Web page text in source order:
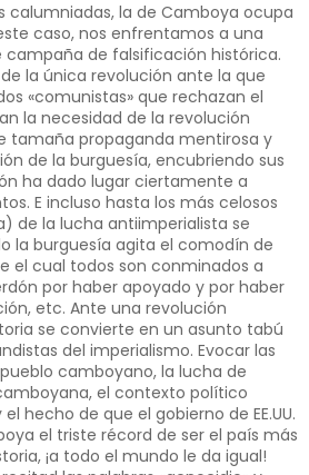
calumniadas, la de Camboya ocupa
caso, nos enfrentamos a una
de falsificación histórica.
la única revolución ante la que
«comunistas» que rechazan el
la necesidad de la revolución
tamaña propaganda mentirosa y
de la burguesía, encubriendo sus
ha dado lugar ciertamente a
E incluso hasta los más celosos
de la lucha antiimperialista se
la burguesía agita el comodín de
el cual todos son conminados a
por haber apoyado y por haber
etc. Ante una revolución
se convierte en un asunto tabú
del imperialismo. Evocar las
camboyano, la lucha de
el contexto político
hecho de que el gobierno de EE.UU.
el triste récord de ser el país más
¡a todo el mundo le da igual!